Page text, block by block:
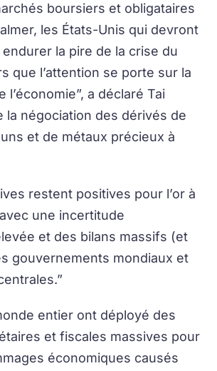
boursiers et obligataires
les États-Unis qui devront
la pire de la crise du
que l’attention se porte sur la
l’économie”, a déclaré Tai
la négociation des dérivés de
et de métaux précieux à
restent positives pour l’or à
une incertitude
et des bilans massifs (et
gouvernements mondiaux et
entier ont déployé des
et fiscales massives pour
économiques causés